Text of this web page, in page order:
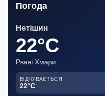
Погода
Нетішин
22°C
Рвані Хмари
ВІДЧУВАЄТЬСЯ
22°C